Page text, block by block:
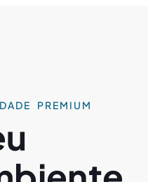
PREMIUM